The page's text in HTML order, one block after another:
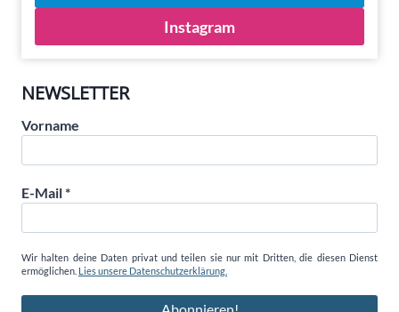
Instagram
NEWSLETTER
Vorname
E-Mail*
Wir halten deine Daten privat und teilen sie nur mit Dritten, die diesen Dienst
ermöglichen. Lies unsere Datenschutzerklärung.